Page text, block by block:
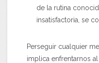
de la rutina
insatisfactoria, se
Perseguir cualquier
implica enfrentarnos